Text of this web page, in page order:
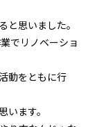
と思いました。
でリノベーショ
動をともに行
ます。